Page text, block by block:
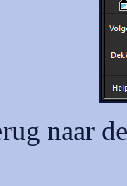
naar